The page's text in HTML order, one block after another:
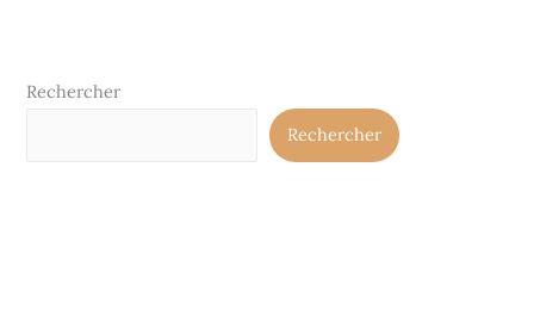
Rechercher
Rechercher